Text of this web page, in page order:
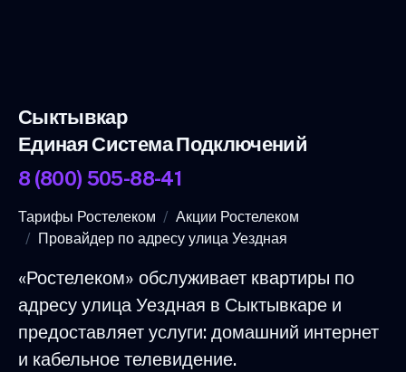
Сыктывкар
Единая Система Подключений
8 (800) 505-88-41
Тарифы Ростелеком
Акции Ростелеком
Провайдер по адресу улица Уездная
«Ростелеком» обслуживает квартиры по
адресу улица Уездная в Сыктывкаре и
предоставляет услуги: домашний интернет
и кабельное телевидение.